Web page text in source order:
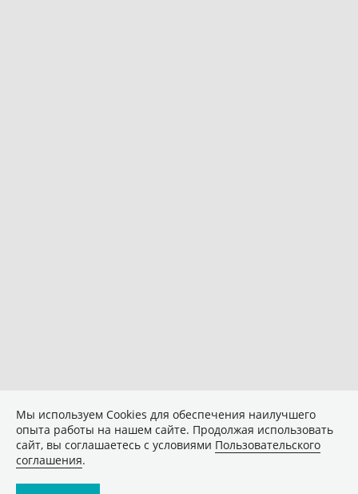
Мы используем Сookies для обеспечения наилучшего
опыта работы на нашем сайте. Продолжая использовать
сайт, вы соглашаетесь с условиями Пользовательского
соглашения.